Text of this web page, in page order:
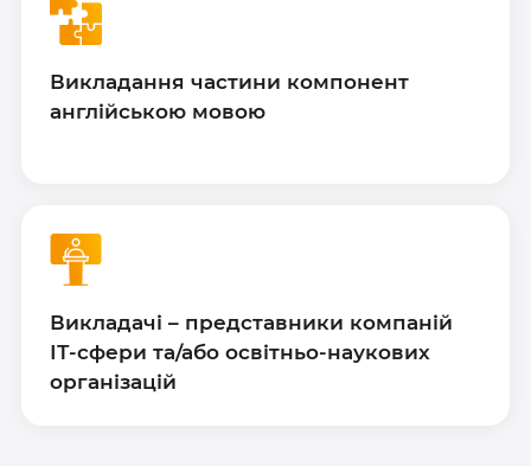
Викладання частини компонент
англійською мовою
Викладачі – представники компаній
ІТ-сфери та/або освітньо-наукових
організацій